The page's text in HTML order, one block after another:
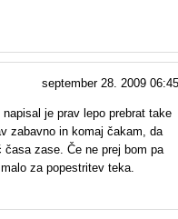
september 28. 2009 06:45
je prav lepo prebrat take
zabavno in komaj čakam, da
zase. Če ne prej bom pa
za popestritev teka.